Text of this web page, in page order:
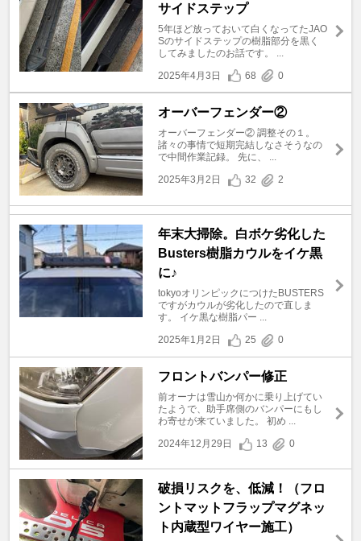
サイドステップ
5年ほど放っておいて白くなってたJAO
Sのサイドステップの樹脂部分を黒く
してみましたのお話です。 ...
2025年4月3日
68 0
オーバーフェンダー②
オーバーフェンダー② 調整その１。
諸々の事情で短期完結しなさそうなの
で中間作業記録。 先に、 ...
2025年3月2日
32 2
年末大掃除。白ボケ劣化した
Busters樹脂カウルをイケ黒
に♪
tokyoオリンピックにつけたBUSTERS
ですがカウルが劣化したので直しま
す。 イケ黒な樹脂パー ...
2025年1月2日
25 0
フロントバンパー修正
前オーナは雪山か何かに乗り上げてい
たようで、助手席側のバンパーにもし
わ寄せが来ていました。 初め ...
2024年12月29日
13 0
破損リスクを、低減！（フロ
ントマットフラップマグネッ
ト内蔵型ワイヤー施工）